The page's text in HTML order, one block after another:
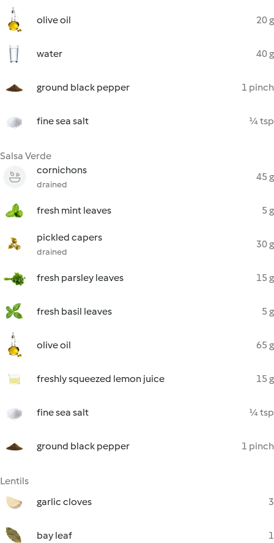
olive oil 20 g
water 40 g
ground black pepper 1 pinch
fine sea salt ¼ tsp
Salsa Verde
cornichons
drained
45 g
fresh mint leaves 5 g
pickled capers
drained
30 g
fresh parsley leaves 15 g
fresh basil leaves 5 g
olive oil 65 g
freshly squeezed lemon juice 15 g
fine sea salt ¼ tsp
ground black pepper 1 pinch
Lentils
garlic cloves
3
bay leaf 1